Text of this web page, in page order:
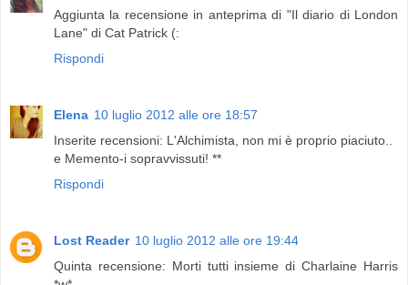
Aggiunta la recensione in anteprima di "Il diario di London
Lane" di Cat Patrick (:
Rispondi
Elena 10 luglio 2012 alle ore 18:57
Inserite recensioni: L'Alchimista, non mi è proprio piaciuto..
e Memento-i sopravvissuti! **
Rispondi
Lost Reader 10 luglio 2012 alle ore 19:44
Quinta recensione: Morti tutti insieme di Charlaine Harris